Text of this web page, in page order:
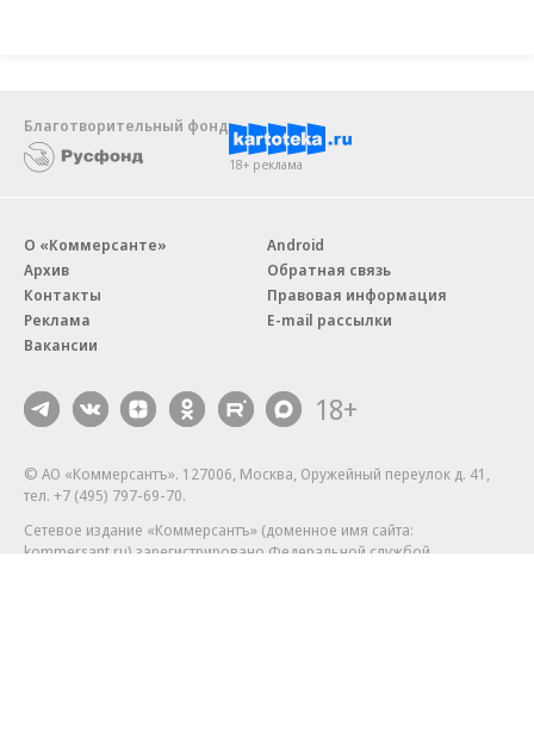
Благотворительный фонд
18+ реклама
О «Коммерсанте»
Архив
Контакты
Реклама
Вакансии
Android
Обратная связь
Правовая информация
E-mail рассылки
18+
© АО «Коммерсантъ». 127006, Москва, Оружейный переулок д. 41,
тел. +7 (495) 797-69-70.
Сетевое издание «Коммерсантъ» (доменное имя сайта:
kommersant.ru) зарегистрировано Федеральной службой